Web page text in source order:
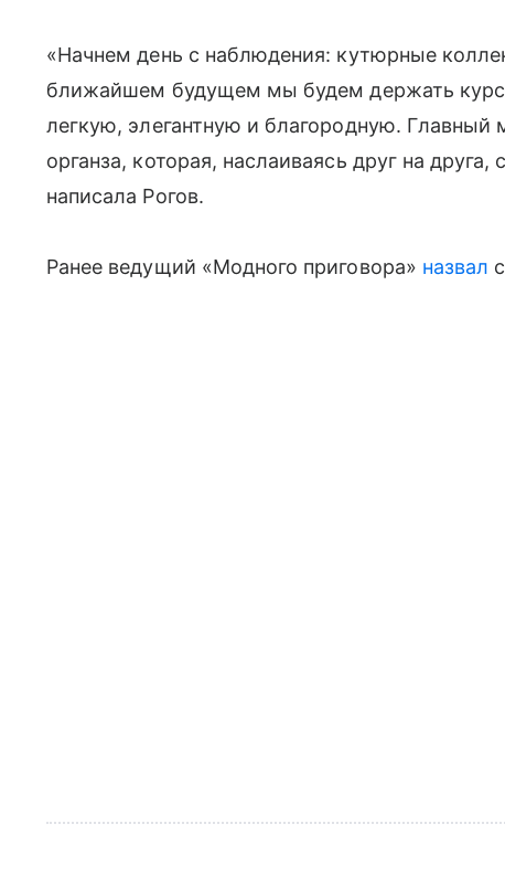
«Начнем день с наблюдения: кутюрные
ближайшем будущем мы будем держать курс
легкую, элегантную и благородную. Главный
органза, которая, наслаиваясь друг на
написала Рогов.
Ранее ведущий «Модного приговора» назвал